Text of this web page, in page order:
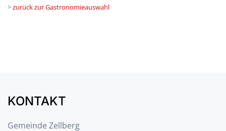
>zurück zur Gastronomieauswahl
KONTAKT
Gemeinde Zellberg